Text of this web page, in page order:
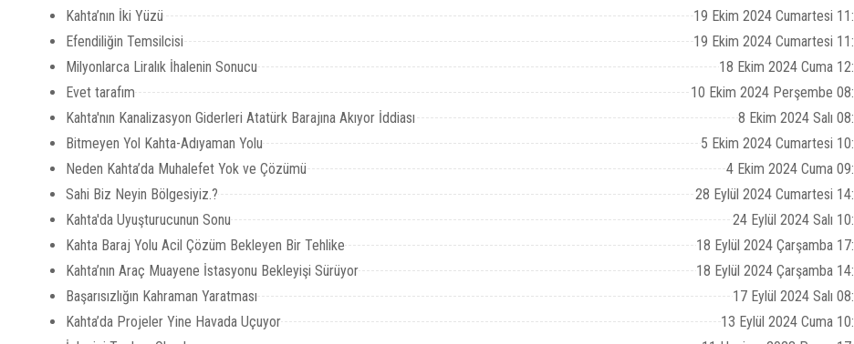
Kahta’nın İki Yüzü
19 Ekim 2024 Cumartesi
Efendiliğin Temsilcisi
19 Ekim 2024 Cumartesi
Milyonlarca Liralık İhalenin Sonucu
18 Ekim 2024 Cuma
Evet tarafım
10 Ekim 2024 Perşembe
Kahta'nın Kanalizasyon Giderleri Atatürk Barajına Akıyor İddiası
8 Ekim 2024 Salı
Bitmeyen Yol Kahta-Adıyaman Yolu
5 Ekim 2024 Cumartesi
Neden Kahta’da Muhalefet Yok ve Çözümü
4 Ekim 2024 Cuma
Sahi Biz Neyin Bölgesiyiz.?
28 Eylül 2024 Cumartesi
Kahta'da Uyuşturucunun Sonu
24 Eylül 2024 Salı
Kahta Baraj Yolu Acil Çözüm Bekleyen Bir Tehlike
18 Eylül 2024 Çarşamba
Kahta’nın Araç Muayene İstasyonu Bekleyişi Sürüyor
18 Eylül 2024 Çarşamba
Başarısızlığın Kahraman Yaratması
17 Eylül 2024 Salı
Kahta’da Projeler Yine Havada Uçuyor
13 Eylül 2024 Cuma